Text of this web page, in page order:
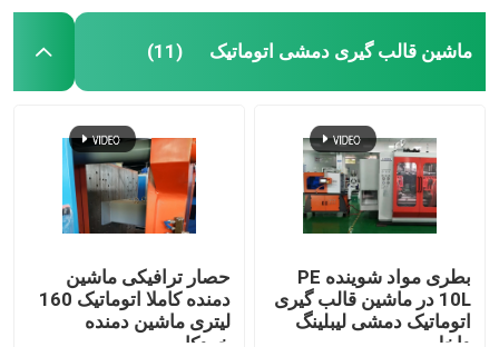
ماشین قالب گیری دمشی اتوماتیک (11)
بطری مواد شوینده PE
10L در ماشین قالب گیری
اتوماتیک دمشی لیبلینگ
حصار ترافیکی ماشین
دمنده کاملا اتوماتیک 160
لیتری ماشین دمنده